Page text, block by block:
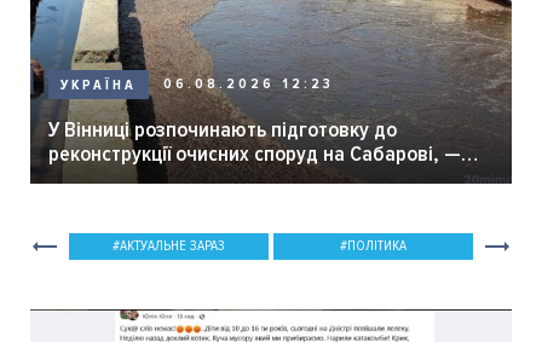
УКРАЇНА 06.08.2026 12:23
У Вінниці розпочинають підготовку до
реконструкції очисних споруд на Сабарові, —
мер Вінниці.
АКТУАЛЬНЕ ЗАРАЗ ПОЛІТИКА